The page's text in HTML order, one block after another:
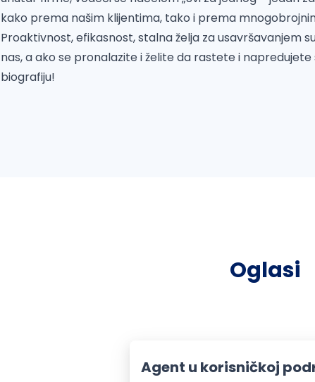
kako prema našim klijentima, tako i prema
Proaktivnost, efikasnost, stalna želja za usavršavanjem
nas, a ako se pronalazite i želite da rastete i
biografiju!
Oglasi
Agent u korisničkoj